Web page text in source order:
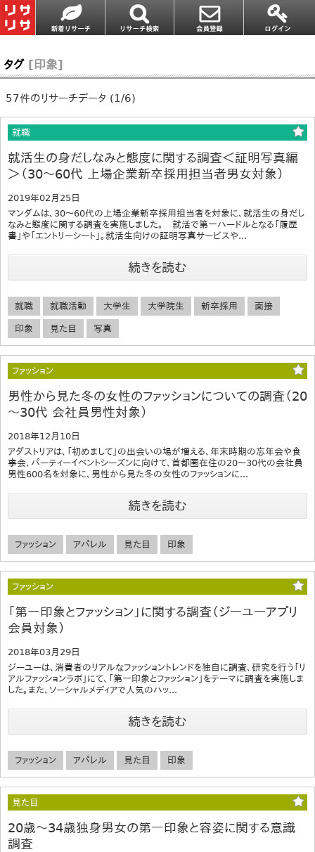
タグ [印象]
57件のリサーチデータ (1/6)
就職
就活生の身だしなみと態度に関する調査＜証明写真編
＞（30～60代 上場企業新卒採用担当者男女対象）
2019年02月25日
マンダムは、30～60代の上場企業新卒採用担当者を対象に、就活生の身だし
なみと態度に関する調査を実施しました。 就活で第一ハードルとなる「履歴
書」や「エントリーシート」。就活生向けの証明写真サービスや...
続きを読む
就職 就職活動 大学生 大学院生 新卒採用 面接
印象 見た目 写真
ファッション
男性から見た冬の女性のファッションについての調査（20
～30代 会社員男性対象）
2018年12月10日
アダストリアは、「初めまして」の出会いの場が増える、年末時期の忘年会や食
事会、パーティーイベントシーズンに向けて、首都圏在住の20～30代の会社員
男性600名を対象に、男性から見た冬の女性のファッションに...
続きを読む
ファッション アパレル 見た目 印象
ファッション
「第一印象とファッション」に関する調査（ジーユーアプリ
会員対象）
2018年03月29日
ジーユーは、消費者のリアルなファッショントレンドを独自に調査、研究を行う「リ
アルファッションラボ」にて、「第一印象とファッション」をテーマに調査を実施しま
した。また、ソーシャルメディアで人気のハッ...
続きを読む
ファッション アパレル 見た目 印象
見た目
20歳～34歳独身男女の第一印象と容姿に関する意識
調査